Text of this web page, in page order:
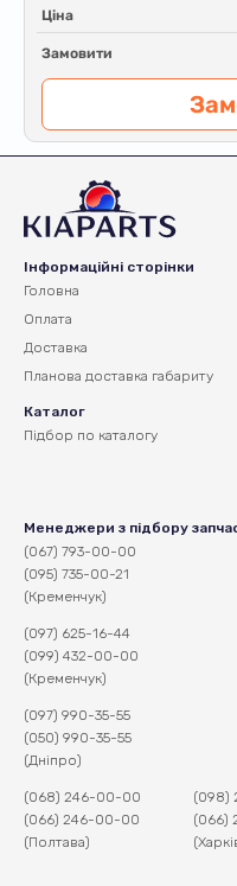
Ціна
Замовити
Інформаційні сторінки
Головна
Оплата
Доставка
Планова доставка габариту
Каталог
Підбор по каталогу
Менеджери з підбору
(067) 793-00-00
(095) 735-00-21
(Кременчук)
(097) 625-16-44
(099) 432-00-00
(Кременчук)
(097) 990-35-55
(050) 990-35-55
(Дніпро)
(068) 246-00-00
(066) 246-00-00
(Полтава)
(098)
(066)